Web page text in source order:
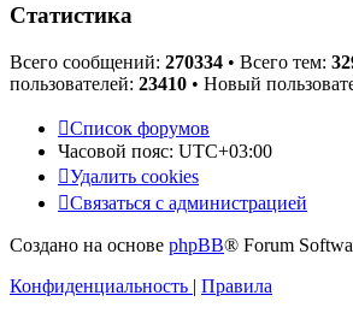
Статистика
Всего сообщений: 270334 • Всего тем:
пользователей: 23410 • Новый
Список форумов
Часовой пояс: UTC+03:00
Удалить cookies
Связаться с администрацией
Создано на основе phpBB® Forum
Конфиденциальность | Правила